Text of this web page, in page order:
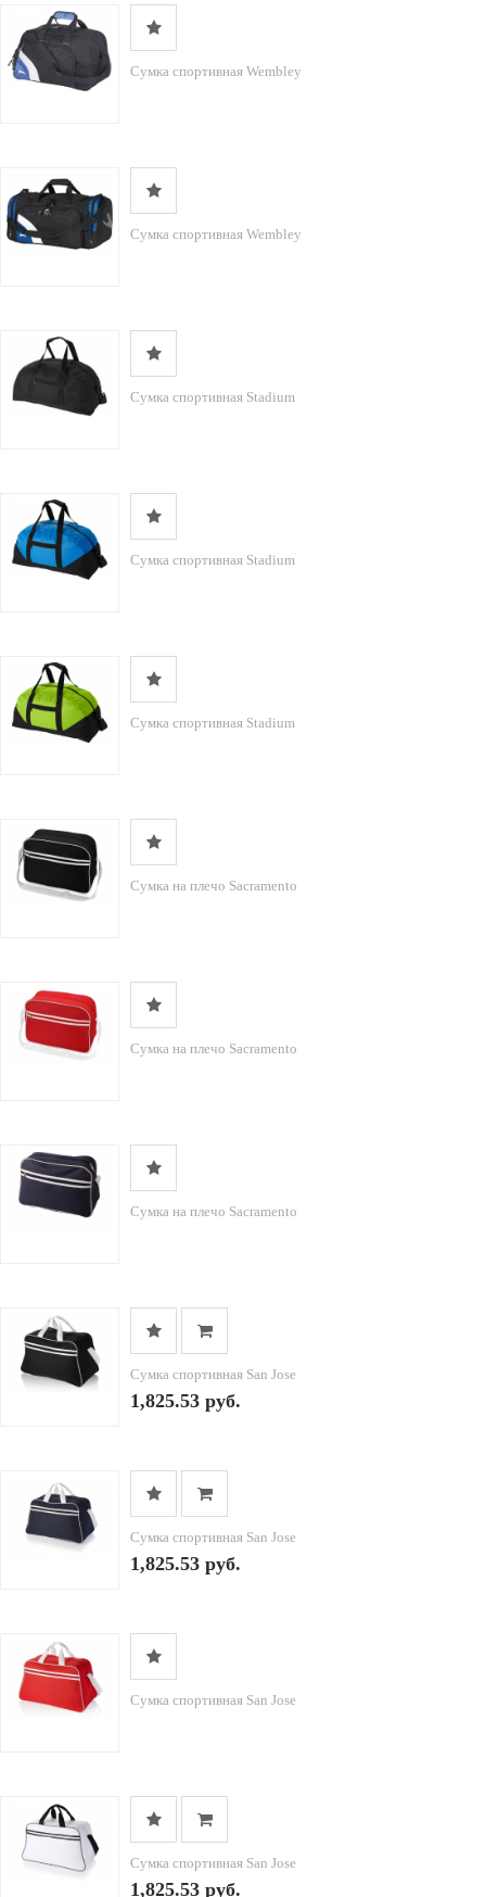
Сумка спортивная Wembley
Сумка спортивная Wembley
Сумка спортивная Stadium
Сумка спортивная Stadium
Сумка спортивная Stadium
Сумка на плечо Sacramento
Сумка на плечо Sacramento
Сумка на плечо Sacramento
Сумка спортивная San Jose
1,825.53 руб.
Сумка спортивная San Jose
1,825.53 руб.
Сумка спортивная San Jose
Сумка спортивная San Jose
1,825.53 руб.